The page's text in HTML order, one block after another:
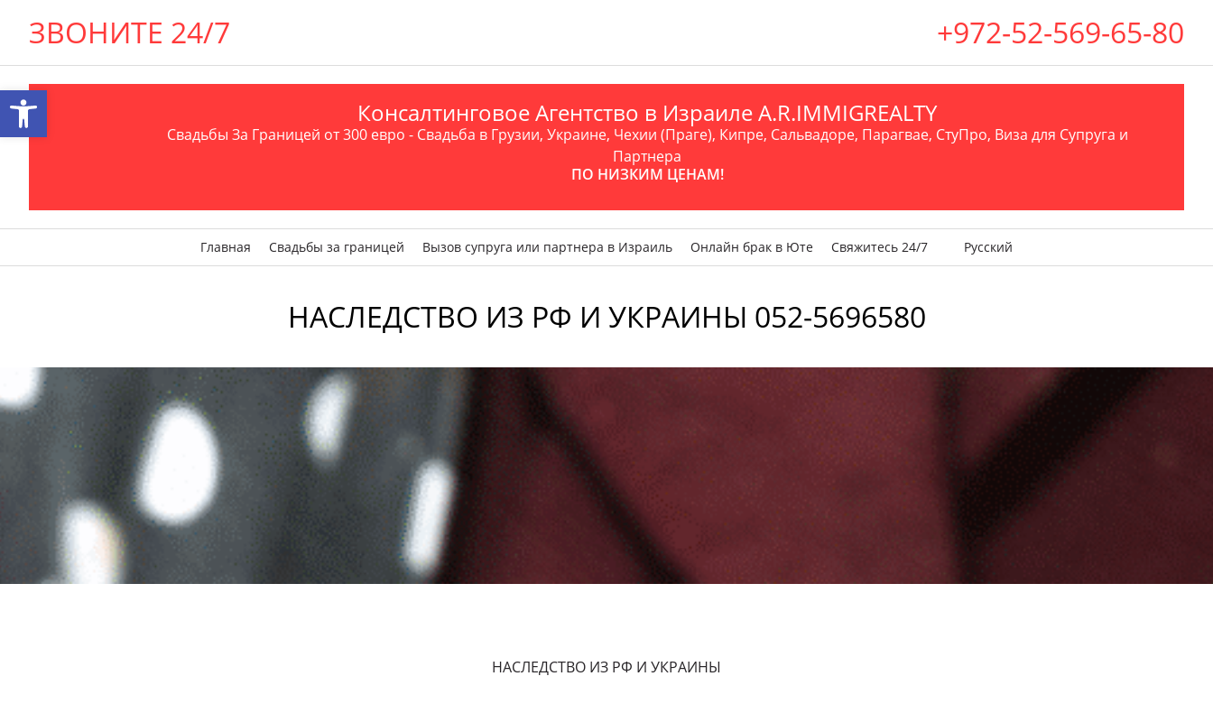
ЗВОНИТЕ 24/7 +972-52-569-65-80
Консалтинговое Агентство в Израиле A.R.IMMIGREALTY
Свадьбы За Границей от 300 евро - Свадьба в Грузии, Украине, Чехии (Праге), Кипре, Сальвадоре, Парагвае, СтуПро, Виза для Супруга и
Партнера
ПО НИЗКИМ ЦЕНАМ!
Главная Свадьбы за границей Вызов супруга или партнера в Израиль Онлайн брак в Юте Свяжитесь 24/7 Русский
НАСЛЕДСТВО ИЗ РФ И УКРАИНЫ 052-5696580
НАСЛЕДСТВО ИЗ РФ И УКРАИНЫ
Открыть панель инструментов